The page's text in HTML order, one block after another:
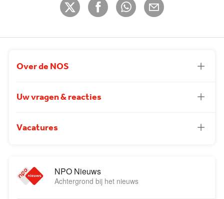
Over de NOS
Uw vragen & reacties
Vacatures
NPO Nieuws
Achtergrond bij het nieuws